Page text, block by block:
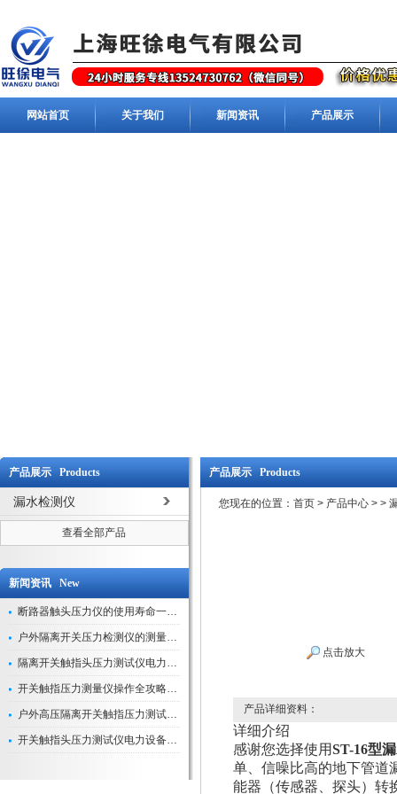
网站首页 关于我们 新闻资讯 产品展示
产品展示 Products
漏水检测仪
查看全部产品
新闻资讯 New
断路器触头压力仪的使用寿命一般是多久？
户外隔离开关压力检测仪的测量数据如何与GIS系统对接实现智能化运维？
隔离开关触指头压力测试仪电力系统安全运行的“定海神针”
开关触指压力测量仪操作全攻略：从准备到精准测量的实战指南
户外高压隔离开关触指压力测试仪的作用与价值
开关触指头压力测试仪电力设备安全的“隐形守护者”
产品展示 Products
您现在的位置： 首页 > 产品中心 > >
点击放大
产品详细资料：
详细介绍
感谢您选择使用ST-16型
单、信噪比高的地下管道
能器（传感器、探头）转